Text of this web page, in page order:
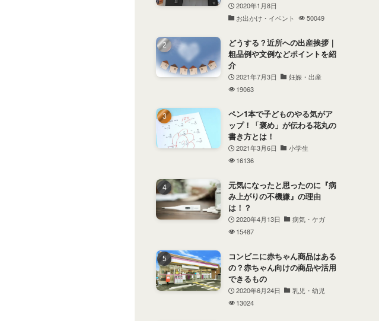
2020年1月8日
お出かけ・イベント
50049
どうする？近所への出産挨拶｜
粗品例や文例などポイントを紹
介
2021年7月3日
妊娠・出産
19063
ペン1本で子どものやる気がア
ップ！「褒め」が伝わる花丸の
書き方とは！
2021年3月6日
小学生
16136
元気になったと思ったのに『病
み上がりの不機嫌』の理由
は！？
2020年4月13日
病気・ケガ
15487
コンビニに赤ちゃん商品はある
の？赤ちゃん向けの商品や活用
できるもの
2020年6月24日
乳児・幼児
13024